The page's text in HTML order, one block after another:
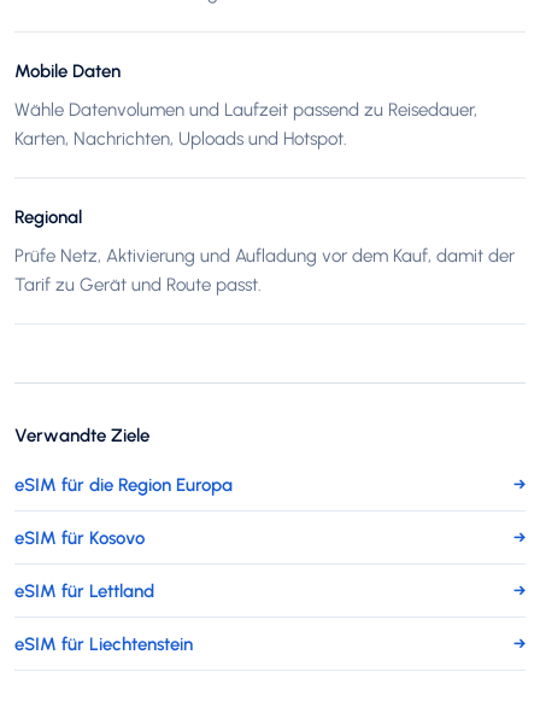
Mobile Daten
Wähle Datenvolumen und Laufzeit passend zu Reisedauer,
Karten, Nachrichten, Uploads und Hotspot.
Regional
Prüfe Netz, Aktivierung und Aufladung vor dem Kauf, damit der
Tarif zu Gerät und Route passt.
Verwandte Ziele
eSIM für die Region Europa →
eSIM für Kosovo →
eSIM für Lettland →
eSIM für Liechtenstein →